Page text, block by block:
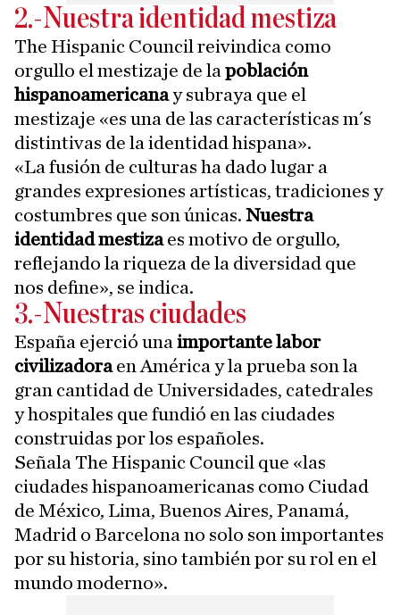
2.-Nuestra identidad mestiza
The Hispanic Council reivindica como
orgullo el mestizaje de la población
hispanoamericanay subraya que el
mestizaje «es una de las características m´s
distintivas de la identidad hispana».
«La fusión de culturas ha dado lugar a
grandes expresiones artísticas, tradiciones y
costumbres que son únicas. Nuestra
identidad mestizaes motivo de orgullo,
reflejando la riqueza de la diversidad que
nos define», se indica.
3.-Nuestras ciudades
España ejerció una importante labor
civilizadoraen América y la prueba son la
gran cantidad de Universidades, catedrales
y hospitales que fundió en las ciudades
construidas por los españoles.
Señala The Hispanic Council que «las
ciudades hispanoamericanas como Ciudad
de México, Lima, Buenos Aires, Panamá,
Madrid o Barcelona no solo son importantes
por su historia, sino también por su rol en el
mundo moderno».